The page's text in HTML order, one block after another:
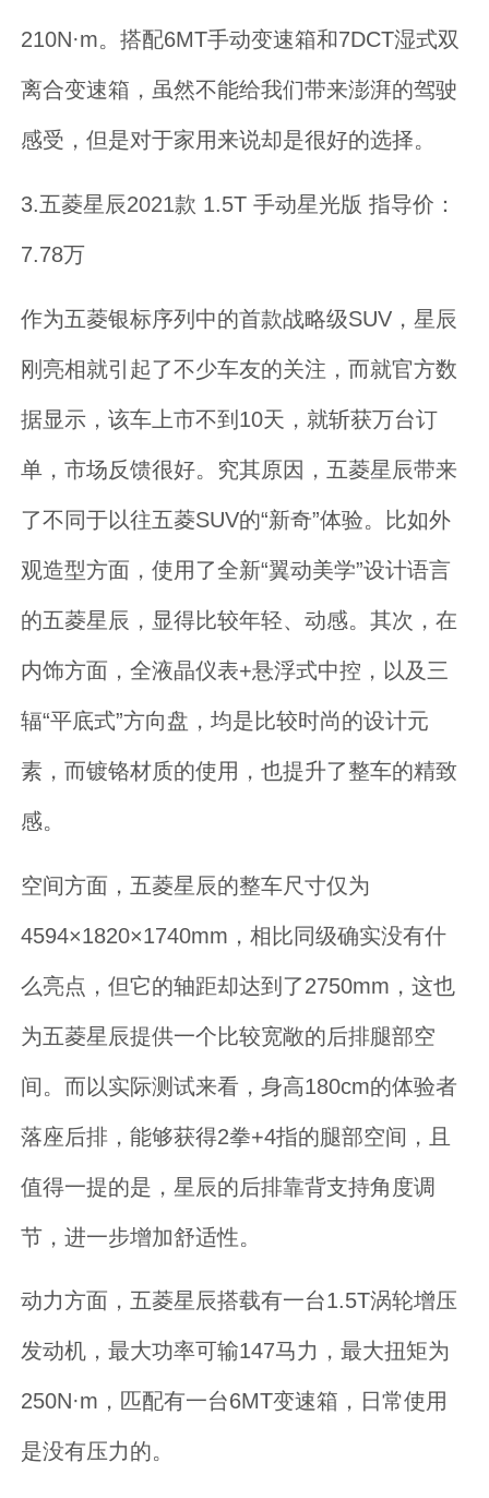
210N·m。搭配6MT手动变速箱和7DCT湿式双
离合变速箱，虽然不能给我们带来澎湃的驾驶
感受，但是对于家用来说却是很好的选择。
3.五菱星辰2021款 1.5T 手动星光版 指导价：
7.78万
作为五菱银标序列中的首款战略级SUV，星辰
刚亮相就引起了不少车友的关注，而就官方数
据显示，该车上市不到10天，就斩获万台订
单，市场反馈很好。究其原因，五菱星辰带来
了不同于以往五菱SUV的“新奇”体验。比如外
观造型方面，使用了全新“翼动美学”设计语言
的五菱星辰，显得比较年轻、动感。其次，在
内饰方面，全液晶仪表+悬浮式中控，以及三
辐“平底式”方向盘，均是比较时尚的设计元
素，而镀铬材质的使用，也提升了整车的精致
感。
空间方面，五菱星辰的整车尺寸仅为
4594×1820×1740mm，相比同级确实没有什
么亮点，但它的轴距却达到了2750mm，这也
为五菱星辰提供一个比较宽敞的后排腿部空
间。而以实际测试来看，身高180cm的体验者
落座后排，能够获得2拳+4指的腿部空间，且
值得一提的是，星辰的后排靠背支持角度调
节，进一步增加舒适性。
动力方面，五菱星辰搭载有一台1.5T涡轮增压
发动机，最大功率可输147马力，最大扭矩为
250N·m，匹配有一台6MT变速箱，日常使用
是没有压力的。